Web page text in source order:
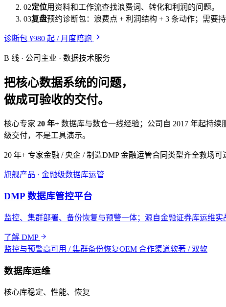
02定位用资料和工作流查找浪费词、转化和利润的问题。
03复盘预约诊断包：浪费点 + 利润结构 + 3 条动作；需要
诊断包 ¥980 起 / 月度陪跑
B 线 · 公司主业 · 数据技术服务
把核心数据系统的问题，
做成可验收的交付。
核心专家 20 年+ 数据库与数仓一线经验；公司自 2017 年起持
级交付，不是工具演示。
20 年+ 专家金融 / 央企 / 制造DMP 金融运管合同类型齐全救场可
旗舰产品 · 金融级数据库运管
DMP 数据库管控平台
监控、集群部署、备份恢复与预警一体；源自金融证券库运维实
了解 DMP
监控与预警高可用 / 集群备份恢复OEM 合作渠道软著 / 双软
数据库运维
核心库稳定、性能、恢复